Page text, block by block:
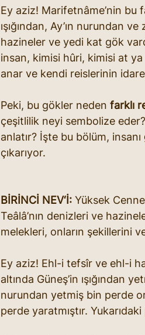
Ey aziz! Marifetnâme’nin bu
ışığından, Ay’ın nurundan
hazineler ve yedi kat gök
insan, kimisi hûri, kimisi at ya
anar ve kendi reislerinin
Peki, bu gökler neden farklı
çeşitlilik neyi sembolize
anlatır? İşte bu bölüm, insanı
çıkarıyor.
BİRİNCİ NEV‘İ: Yüksek
Teâlâ’nın denizleri ve
melekleri, onların şekillerini
Ey aziz! Ehl-i tefsîr ve ehl-i
altında Güneş’in ışığından
nurundan yetmiş bin perde
perde yaratmıştır.